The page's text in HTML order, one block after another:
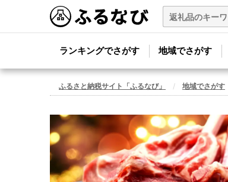
ランキングでさがす 地域でさがす
ふるさと納税サイト「ふるなび」 地域でさがす